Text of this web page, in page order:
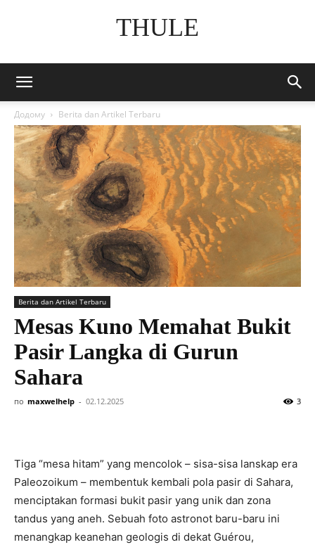
THULE
Додому Berita dan Artikel Terbaru
Berita dan Artikel Terbaru
Mesas Kuno Memahat Bukit
Pasir Langka di Gurun
Sahara
по maxwelhelp - 02.12.2025 3
Tiga “mesa hitam” yang mencolok – sisa-sisa lanskap era
Paleozoikum – membentuk kembali pola pasir di Sahara,
menciptakan formasi bukit pasir yang unik dan zona
tandus yang aneh. Sebuah foto astronot baru-baru ini
menangkap keanehan geologis di dekat Guérou,